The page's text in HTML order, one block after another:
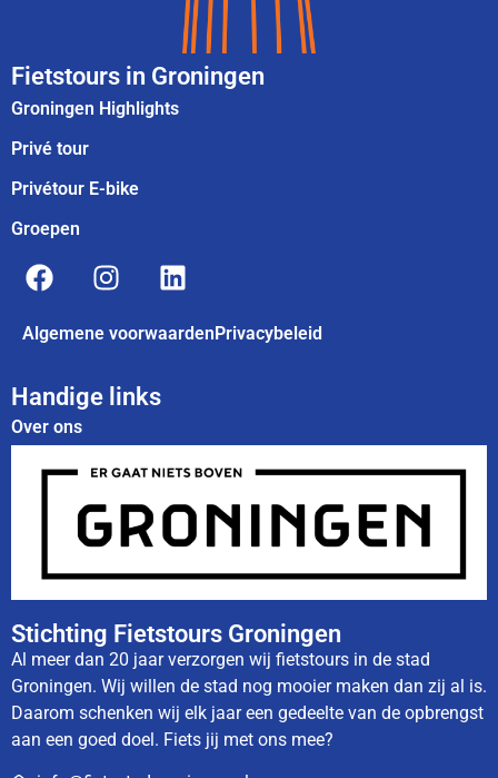
Fietstours in Groningen
Groningen Highlights
Privé tour
Privétour E-bike
Groepen
Algemene voorwaardenPrivacybeleid
Handige links
Over ons
Stichting Fietstours Groningen
Al meer dan 20 jaar verzorgen wij fietstours in de stad
Groningen. Wij willen de stad nog mooier maken dan zij al is.
Daarom schenken wij elk jaar een gedeelte van de opbrengst
aan een goed doel. Fiets jij met ons mee?